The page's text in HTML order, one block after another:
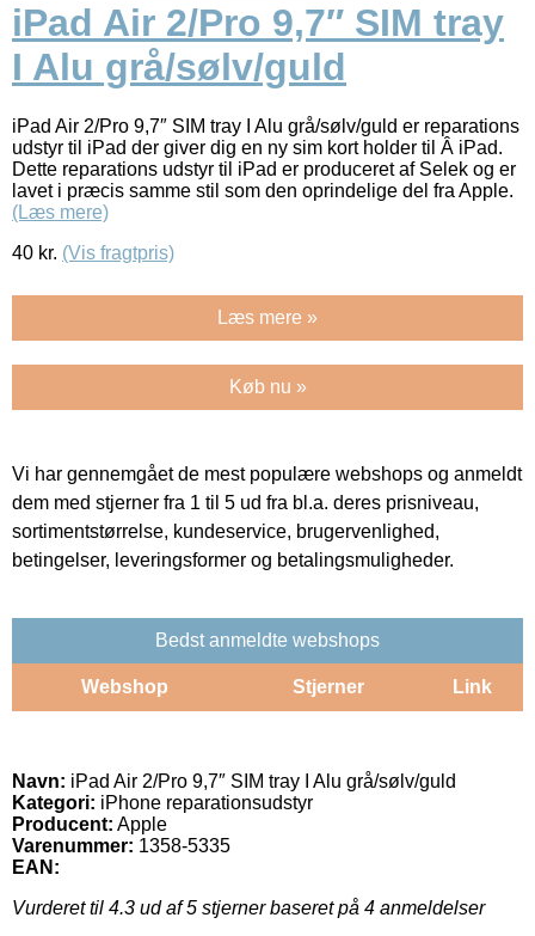
iPad Air 2/Pro 9,7″ SIM tray
I Alu grå/sølv/guld
iPad Air 2/Pro 9,7″ SIM tray I Alu grå/sølv/guld er reparations
udstyr til iPad der giver dig en ny sim kort holder til Â iPad.
Dette reparations udstyr til iPad er produceret af Selek og er
lavet i præcis samme stil som den oprindelige del fra Apple.
(Læs mere)
40 kr. (Vis fragtpris)
Læs mere »
Køb nu »
Vi har gennemgået de mest populære webshops og anmeldt
dem med stjerner fra 1 til 5 ud fra bl.a. deres prisniveau,
sortimentstørrelse, kundeservice, brugervenlighed,
betingelser, leveringsformer og betalingsmuligheder.
Bedst anmeldte webshops
Webshop Stjerner Link
Navn: iPad Air 2/Pro 9,7″ SIM tray I Alu grå/sølv/guld
Kategori: iPhone reparationsudstyr
Producent: Apple
Varenummer: 1358-5335
EAN:
Vurderet til 4.3 ud af 5 stjerner baseret på 4 anmeldelser